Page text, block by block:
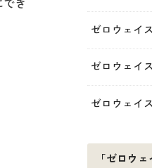
き
ゼロウェイ
ゼロウェイ
ゼロウェイ
「ゼロウ